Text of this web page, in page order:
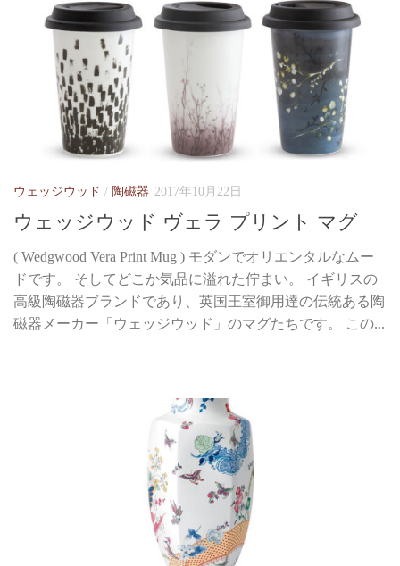
ウェッジウッド / 陶磁器 2017年10月22日
ウェッジウッド ヴェラ プリント マグ
( Wedgwood Vera Print Mug ) モダンでオリエンタルなムー
ドです。 そしてどこか気品に溢れた佇まい。 イギリスの
高級陶磁器ブランドであり、英国王室御用達の伝統ある陶
磁器メーカー「ウェッジウッド」のマグたちです。 この...